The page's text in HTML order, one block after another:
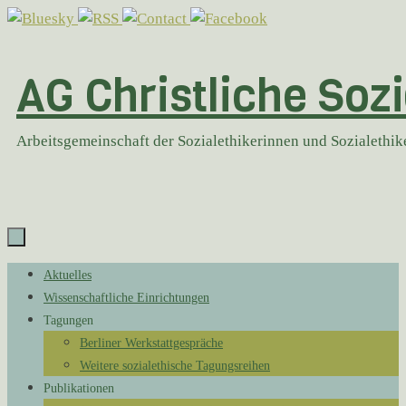
Zum
AG Christliche
Arbeitsgemeinschaft der Sozialethikerinnen und
Zum
Inhalt
springen
Aktuelles
Wissenschaftliche Einrichtungen
Tagungen
Berliner Werkstattgespräche
Weitere sozialethische Tagungsreihen
Publikationen